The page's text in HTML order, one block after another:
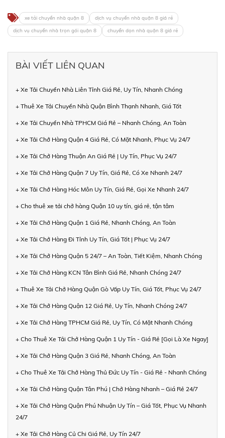
xe tải chuyển nhà quận 8
dịch vụ chuyển nhà quận 8 giá rẻ
dịch vụ chuyển nhà trọn gói quận 8
chuyển dọn nhà quận 8 giá rẻ
BÀI VIẾT LIÊN QUAN
+ Xe Tải Chuyển Nhà Liên Tỉnh Giá Rẻ, Uy Tín, Nhanh Chóng
+ Thuê Xe Tải Chuyển Nhà Quận Bình Thạnh Nhanh, Giá Tốt
+ Xe Tải Chuyển Nhà TPHCM Giá Rẻ – Nhanh Chóng, An Toàn
+ Xe Tải Chở Hàng Quận 4 Giá Rẻ, Có Mặt Nhanh, Phục Vụ 24/7
+ Xe Tải Chở Hàng Thuận An Giá Rẻ | Uy Tín, Phục Vụ 24/7
+ Xe Tải Chở Hàng Quận 7 Uy Tín, Giá Rẻ, Có Xe Nhanh 24/7
+ Xe Tải Chở Hàng Hóc Môn Uy Tín, Giá Rẻ, Gọi Xe Nhanh 24/7
+ Cho thuê xe tải chở hàng Quận 10 uy tín, giá rẻ, tận tâm
+ Xe Tải Chở Hàng Quận 1 Giá Rẻ, Nhanh Chóng, An Toàn
+ Xe Tải Chở Hàng Đi Tỉnh Uy Tín, Giá Tốt | Phục Vụ 24/7
+ Xe Tải Chở Hàng Quận 5 24/7 – An Toàn, Tiết Kiệm, Nhanh Chóng
+ Xe Tải Chở Hàng KCN Tân Bình Giá Rẻ, Nhanh Chóng 24/7
+ Thuê Xe Tải Chở Hàng Quận Gò Vấp Uy Tín, Giá Tốt, Phục Vụ 24/7
+ Xe Tải Chở Hàng Quận 12 Giá Rẻ, Uy Tín, Nhanh Chóng 24/7
+ Xe Tải Chở Hàng TPHCM Giá Rẻ, Uy Tín, Có Mặt Nhanh Chóng
+ Cho Thuê Xe Tải Chở Hàng Quận 1 Uy Tín - Giá Rẻ [Gọi Là Xe Ngay]
+ Xe Tải Chở Hàng Quận 3 Giá Rẻ, Nhanh Chóng, An Toàn
+ Cho Thuê Xe Tải Chở Hàng Thủ Đức Uy Tín - Giá Rẻ - Nhanh Chóng
+ Xe Tải Chở Hàng Quận Tân Phú | Chở Hàng Nhanh – Giá Rẻ 24/7
+ Xe Tải Chở Hàng Quận Phú Nhuận Uy Tín – Giá Tốt, Phục Vụ Nhanh
24/7
+ Xe Tải Chở Hàng Củ Chi Giá Rẻ, Uy Tín 24/7